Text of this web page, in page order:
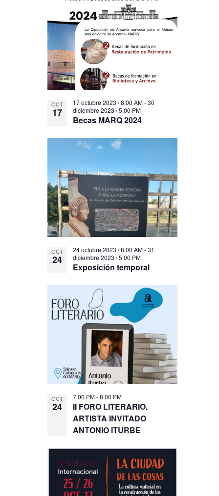
OCT
17
Becas MARQ 2024
17 octubre 2023 / 8:00 AM-30
diciembre 2023 / 5:00 PM
OCT
24
Exposición temporal
24 octubre 2023 / 8:00 AM-31
diciembre 2023 / 5:00 PM
OCT
24
II FORO LITERARIO.
ARTISTA INVITADO
ANTONIO ITURBE
7:00 PM-8:00 PM